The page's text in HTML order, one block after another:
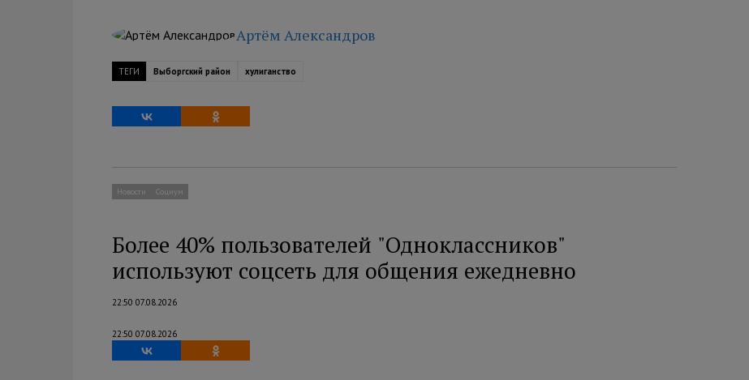
Артём Александров
ТЕГИ Выборгский район хулиганство
Новости Социум
Более 40% пользователей "Одноклассников"
используют соцсеть для общения ежедневно
22:50 07.08.2026
22:50 07.08.2026